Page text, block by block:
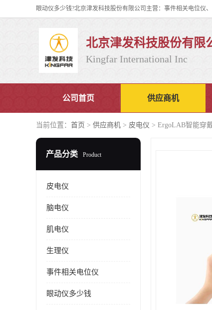
北京津发科技股份有限
Kingfar International Inc
公司首页 供应商机
当前位置： 首页 > 供应商机 > 皮电仪 > ErgoLAB智能穿
产品分类 Product
皮电仪
脑电仪
肌电仪
生理仪
事件相关电位仪
眼动仪多少钱